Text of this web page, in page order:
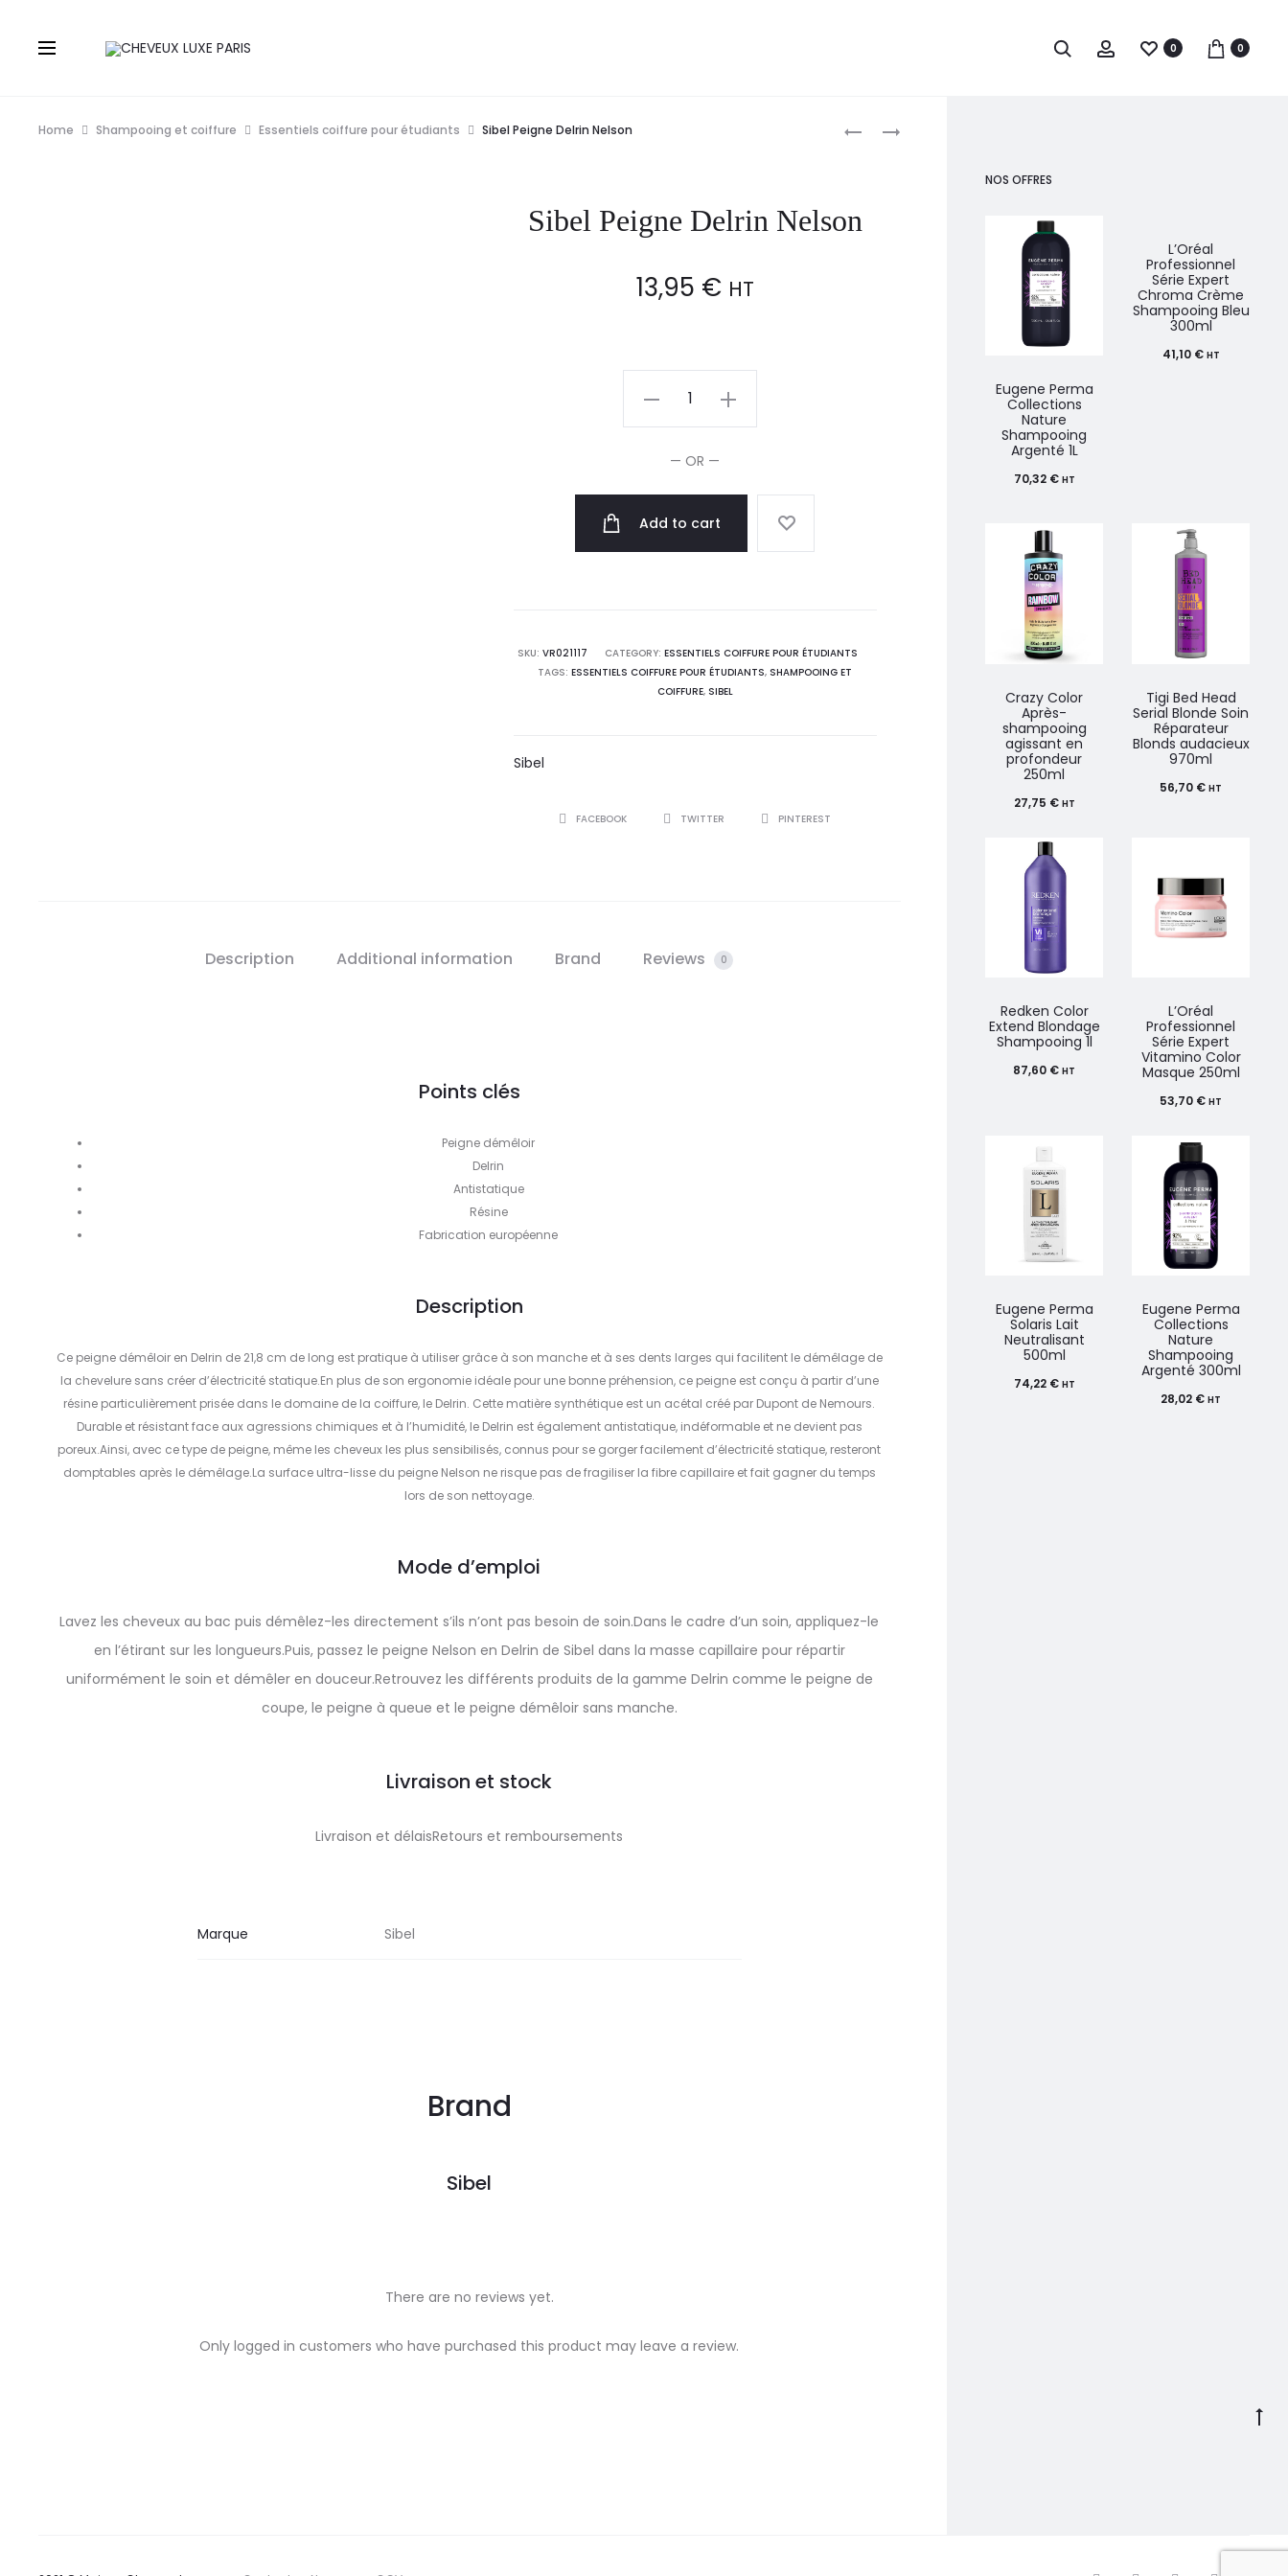
0 0
Product
navigation
HERCULES
OLIVIA
Home Shampooing et coiffure Essentiels coiffure pour étudiants Sibel Peigne Delrin Nelson
Sibel Peigne Delrin Nelson
13,95 € HT
quantity
— OR —
Add to cart
SKU:VR021117 CATEGORY:ESSENTIELS COIFFURE POUR ÉTUDIANTS
TAGS:ESSENTIELS COIFFURE POUR ÉTUDIANTS, SHAMPOOING ET
COIFFURE, SIBEL
Sibel
SHAREFACEBOOK TWITTER PINTEREST
Description Additional information Brand Reviews 0
Points clés
Peigne démêloir
Delrin
Antistatique
Résine
Fabrication européenne
Description
Ce peigne démêloir en Delrin de 21,8 cm de long est pratique à utiliser grâce à son manche et à ses dents larges qui facilitent le démêlage de
la chevelure sans créer d’électricité statique.En plus de son ergonomie idéale pour une bonne préhension, ce peigne est conçu à partir d’une
résine particulièrement prisée dans le domaine de la coiffure, le Delrin. Cette matière synthétique est un acétal créé par Dupont de Nemours.
Durable et résistant face aux agressions chimiques et à l’humidité, le Delrin est également antistatique, indéformable et ne devient pas
poreux.Ainsi, avec ce type de peigne, même les cheveux les plus sensibilisés, connus pour se gorger facilement d’électricité statique, resteront
domptables après le démêlage.La surface ultra-lisse du peigne Nelson ne risque pas de fragiliser la fibre capillaire et fait gagner du temps
lors de son nettoyage.
Mode d’emploi
Lavez les cheveux au bac puis démêlez-les directement s’ils n’ont pas besoin de soin.Dans le cadre d’un soin, appliquez-le
en l’étirant sur les longueurs.Puis, passez le peigne Nelson en Delrin de Sibel dans la masse capillaire pour répartir
uniformément le soin et démêler en douceur.Retrouvez les différents produits de la gamme Delrin comme le peigne de
coupe, le peigne à queue et le peigne démêloir sans manche.
Livraison et stock
Livraison et délaisRetours et remboursements
Marque Sibel
Brand
Sibel
R
There are no reviews yet.
Only logged in customers who have purchased this product may leave a review.
NOS OFFRES
Eugene Perma
Collections
Nature
Shampooing
Argenté 1L
70,32 € HT
L’Oréal
Professionnel
Série Expert
Chroma Crème
Shampooing Bleu
300ml
41,10 € HT
Crazy Color
Après-
shampooing
agissant en
profondeur
250ml
27,75 € HT
Tigi Bed Head
Serial Blonde Soin
Réparateur
Blonds audacieux
970ml
56,70 € HT
Redken Color
Extend Blondage
Shampooing 1l
87,60 € HT
L’Oréal
Professionnel
Série Expert
Vitamino Color
Masque 250ml
53,70 € HT
Eugene Perma
Solaris Lait
Neutralisant
500ml
74,22 € HT
Eugene Perma
Collections
Nature
Shampooing
Argenté 300ml
28,02 € HT